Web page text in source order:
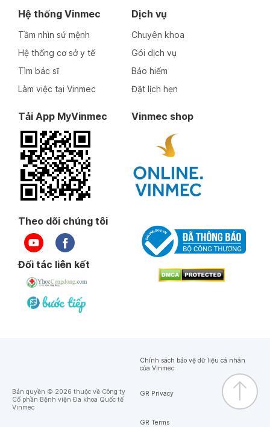
Hệ thống Vinmec
Tầm nhìn sứ mệnh
Hệ thống cơ sở y tế
Tìm bác sĩ
Làm việc tại Vinmec
Dịch vụ
Chuyên khoa
Gói dịch vụ
Bảo hiểm
Đặt lịch hẹn
Tải App MyVinmec Vinmec shop
Theo dõi chúng tôi
Đối tác liên kết
Bản quyền © 2026 thuộc về Công ty
Cổ phần Bệnh viện Đa khoa Quốc tế
Vinmec
Chính sách bảo vệ dữ liệu cá nhân
của Vinmec
GR Privacy
GR Terms